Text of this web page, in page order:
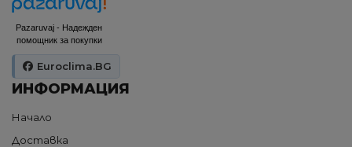
Pazaruvaj - Надежден
помощник за покупки
Euroclima.BG
ИНФОРМАЦИЯ
Начало
Доставка